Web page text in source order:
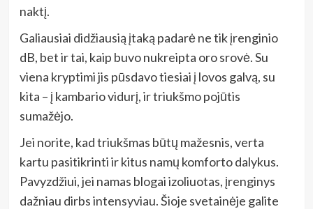
naktį.
Galiausiai didžiausią įtaką padarė ne tik įrenginio
dB, bet ir tai, kaip buvo nukreipta oro srovė. Su
viena kryptimi jis pūsdavo tiesiai į lovos galvą, su
kita – į kambario vidurį, ir triukšmo pojūtis
sumažėjo.
Jei norite, kad triukšmas būtų mažesnis, verta
kartu pasitikrinti ir kitus namų komforto dalykus.
Pavyzdžiui, jei namas blogai izoliuotas, įrenginys
dažniau dirbs intensyviau. Šioje svetainėje galite